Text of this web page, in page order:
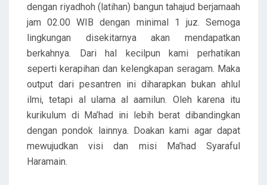
dengan riyadhoh (latihan) bangun tahajud berjamaah
jam 02.00 WIB dengan minimal 1 juz. Semoga
lingkungan disekitarnya akan mendapatkan
berkahnya. Dari hal kecilpun kami perhatikan
seperti kerapihan dan kelengkapan seragam. Maka
output dari pesantren ini diharapkan bukan ahlul
ilmi, tetapi al ulama al aamilun. Oleh karena itu
kurikulum di Ma’had ini lebih berat dibandingkan
dengan pondok lainnya. Doakan kami agar dapat
mewujudkan visi dan misi Ma’had Syaraful
Haramain.